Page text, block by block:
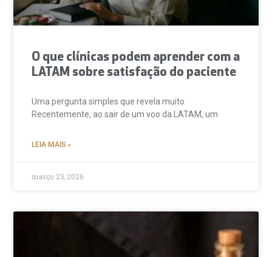
O que clínicas podem aprender com a
LATAM sobre satisfação do paciente
Uma pergunta simples que revela muito
Recentemente, ao sair de um voo da LATAM, um
LEIA MAIS »
março 23, 2026